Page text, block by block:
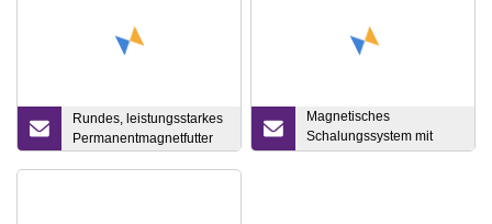
Rundes, leistungsstarkes
Permanentmagnetfutter
Magnetisches
Schalungssystem mit
starker Haltekraft,